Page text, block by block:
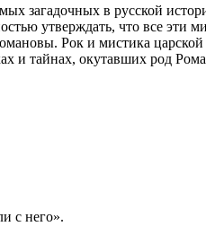
загадочных в русской
утверждать, что все эти
Рок и мистика
и тайнах, окутавших род
с него».